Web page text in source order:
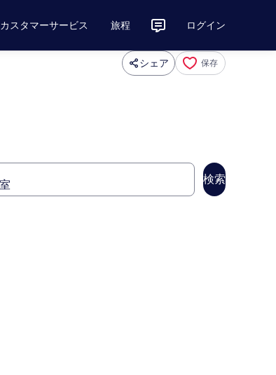
カスタマーサービス 旅程 ログイン
シェア 保存
検索